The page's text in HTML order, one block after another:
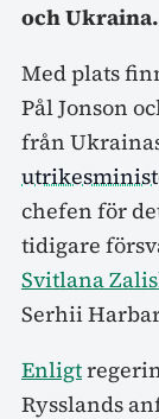
och Ukraina.
Med plats
Pål Jonson
från
chefen för
tidigare
Svitlana
Serhii
Enligt
Rysslands